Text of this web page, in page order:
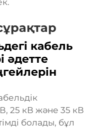
кабель
әдетте
25 кВ және 35 кВ
болады, бұл